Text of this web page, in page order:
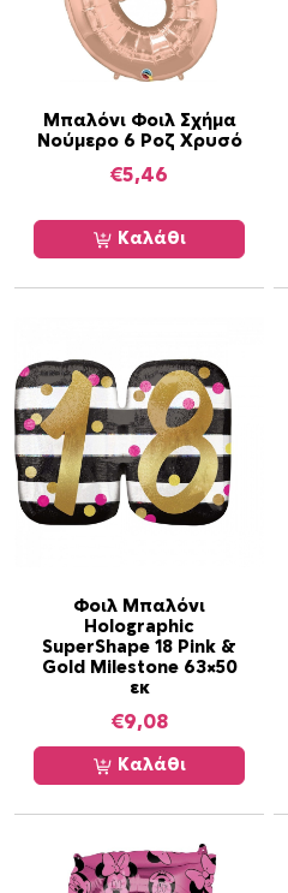
Μπαλόνι Φοιλ Σχήμα
Νούμερο 6 Ροζ Χρυσό
€5,46
Καλάθι
Φοιλ Μπαλόνι
Holographic
SuperShape 18 Pink &
Gold Milestone 63×50
εκ
€9,08
Καλάθι